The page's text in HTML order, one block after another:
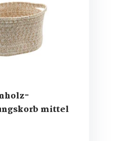
mittel